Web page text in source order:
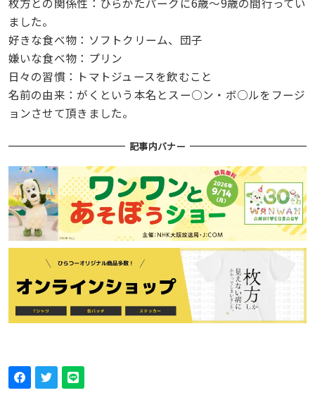
ました。
好きな食べ物：ソフトクリーム、団子
嫌いな食べ物：プリン
日々の習慣：トマトジュースを飲むこと
名前の由来：がくという本名とスー○ン・ボ○ルをフージ
ョンさせて頂きました。
記事内バナー